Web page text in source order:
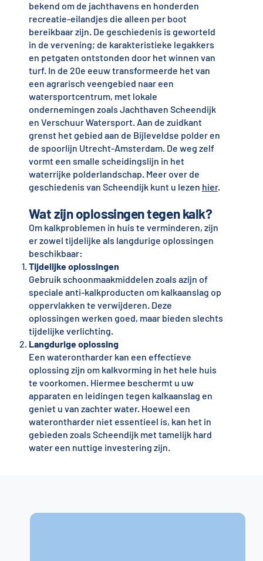
bekend om de jachthavens en honderden
recreatie-eilandjes die alleen per boot
bereikbaar zijn. De geschiedenis is geworteld
in de vervening; de karakteristieke legakkers
en petgaten ontstonden door het winnen van
turf. In de 20e eeuw transformeerde het van
een agrarisch veengebied naar een
watersportcentrum, met lokale
ondernemingen zoals Jachthaven Scheendijk
en Verschuur Watersport. Aan de zuidkant
grenst het gebied aan de Bijleveldse polder en
de spoorlijn Utrecht-Amsterdam. De weg zelf
vormt een smalle scheidingslijn in het
waterrijke polderlandschap. Meer over de
geschiedenis van Scheendijk kunt u lezen hier.
Wat zijn oplossingen tegen kalk?
Om kalkproblemen in huis te verminderen, zijn
er zowel tijdelijke als langdurige oplossingen
beschikbaar:
Tijdelijke oplossingen
Gebruik schoonmaakmiddelen zoals azijn of
speciale anti-kalkproducten om kalkaanslag op
oppervlakken te verwijderen. Deze
oplossingen werken goed, maar bieden slechts
tijdelijke verlichting.
Langdurige oplossing
Een waterontharder kan een effectieve
oplossing zijn om kalkvorming in het hele huis
te voorkomen. Hiermee beschermt u uw
apparaten en leidingen tegen kalkaanslag en
geniet u van zachter water. Hoewel een
waterontharder niet essentieel is, kan het in
gebieden zoals Scheendijk met tamelijk hard
water een nuttige investering zijn.